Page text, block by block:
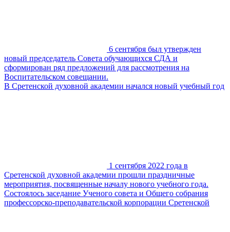
6 сентября был утвержден
новый председатель Совета обучающихся СДА и
сформирован ряд предложений для рассмотрения на
Воспитательском совещании.
В Сретенской духовной академии начался новый учебный год
1 сентября 2022 года в
Сретенской духовной академии прошли праздничные
мероприятия, посвященные началу нового учебного года.
Состоялось заседание Ученого совета и Общего собрания
профессорско-преподавательской корпорации Сретенской